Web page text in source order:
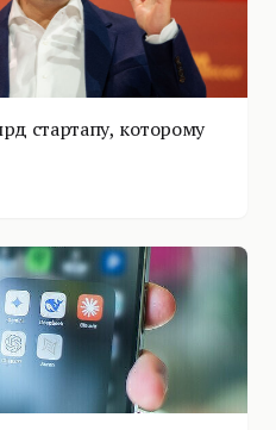
стартапу, которому